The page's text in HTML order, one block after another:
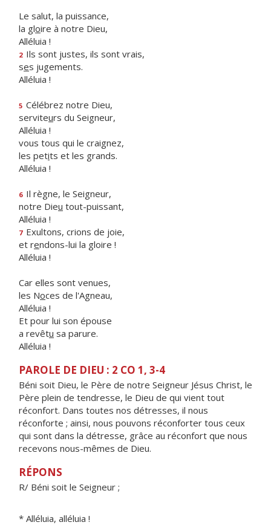
Le salut, la puissance,
la gloire à notre Dieu,
Alléluia !
2 Ils sont justes, ils sont vrais,
ses jugements.
Alléluia !
5 Célébrez notre Dieu,
serviteurs du Seigneur,
Alléluia !
vous tous qui le craignez,
les petits et les grands.
Alléluia !
6 Il règne, le Seigneur,
notre Dieu tout-puissant,
Alléluia !
7 Exultons, crions de joie,
et rendons-lui la gloire !
Alléluia !
Car elles sont venues,
les Noces de l'Agneau,
Alléluia !
Et pour lui son épouse
a revêtu sa parure.
Alléluia !
PAROLE DE DIEU : 2 CO 1, 3-4
Béni soit Dieu, le Père de notre Seigneur Jésus Christ, le
Père plein de tendresse, le Dieu de qui vient tout
réconfort. Dans toutes nos détresses, il nous
réconforte ; ainsi, nous pouvons réconforter tous ceux
qui sont dans la détresse, grâce au réconfort que nous
recevons nous-mêmes de Dieu.
RÉPONS
R/ Béni soit le Seigneur ;
* Alléluia, alléluia !